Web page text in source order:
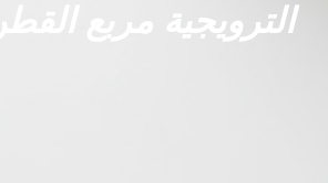
الترويجية مربع